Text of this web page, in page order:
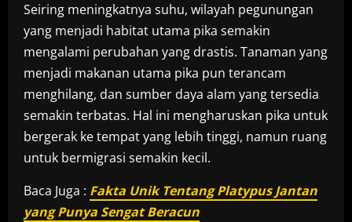
Seiring meningkatnya suhu, wilayah pegunungan
yang menjadi habitat utama pika semakin
mengalami perubahan yang drastis. Tanaman yang
menjadi makanan utama pika pun terancam
menghilang, dan sumber daya alam yang tersedia
semakin terbatas. Hal ini mengharuskan pika untuk
bergerak ke tempat yang lebih tinggi, namun ruang
untuk bermigrasi semakin kecil.
Baca Juga : Fakta Unik Tentang Platypus Jantan
yang Punya Sengat Beracun